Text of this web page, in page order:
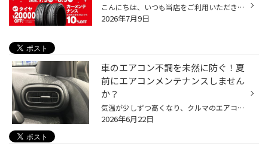
こんにちは、いつも当店をご利用いただきましてありがとうございます。 コクピット・タイヤ館では、ブリヂストンタイヤをお得に買える！ スーパータイヤセールを7月9日(木)から8月9日(日)まで開催いたします！ ブリヂストンのタイヤを4本ご購入で最大20,000円引き！ タイヤをお得にご購入頂けるチャ...
2026年7月9日
車のエアコン不調を未然に防ぐ！夏
前にエアコンメンテナンスしません
か？
気温が少しずつ高くなり、クルマのエアコンを使用する機会も増えてきていると思います。 是非、夏本番を迎える前におクルマのエアコンのメンテナンスをしませんか？ 【より快適に♪今がおススメ！カーエアコンのメンテナンス】 ■エアコンガスクリーニング おクルマの経年劣化によって、エアコンの効...
2026年6月22日